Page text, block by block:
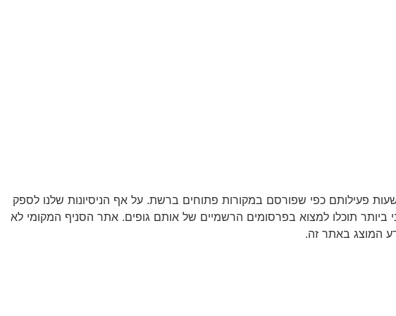
פעילותם כפי שפורסם במקורות פתוחים ברשת. על אף הניסיונות שלנו לספק
ביותר תוכלו למצוא בפרסומים הרשמיים של אותם גופים. אתר הסניף המקומי לא
המוצג באתר זה.